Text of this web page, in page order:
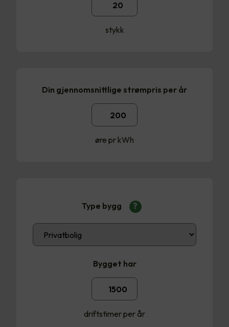
stykk
Din gjennomsnittlige strømpris per år
øre pr kWh
Type bygg ?
Bygget har
driftstimer per år